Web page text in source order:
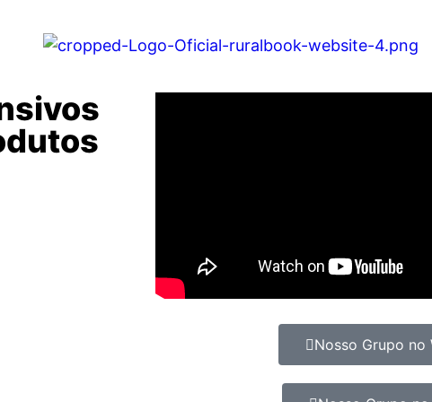
Nosso Grupo no